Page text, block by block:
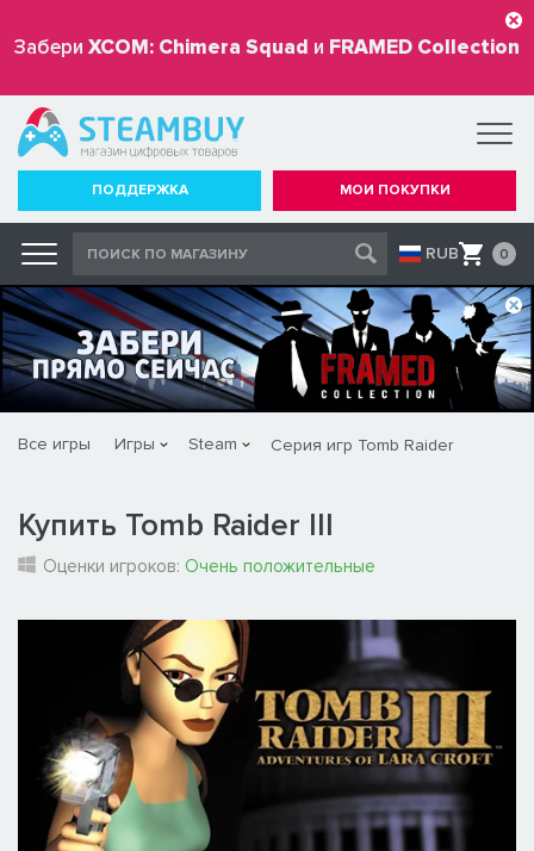
Забери XCOM: Chimera Squad и FRAMED Collection
бесплатно
ПОДДЕРЖКА МОИ ПОКУПКИ
RUB 0
Все игры Игры Steam Серия игр Tomb Raider
Купить Tomb Raider III
Оценки игроков: Очень положительные